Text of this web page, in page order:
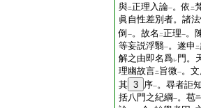
與二正理入論一。依 二
眞自性差別者。諸
倒 一。故名 二正理一。
等妄説浮翳一。遂申 二
解之由即名爲レ 門。
理幽故言二 旨微一。
其 3 序一。尋者詎
括八門之紀綱一。苞